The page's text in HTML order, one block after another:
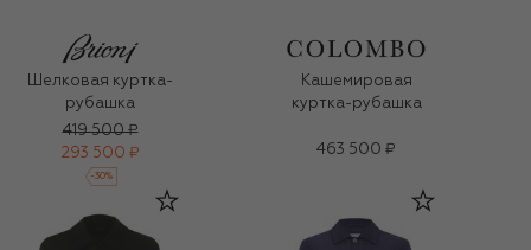
Шелковая куртка-
рубашка
419 500 ₽
293 500 ₽
-30%
Кашемировая
куртка-рубашка
463 500 ₽